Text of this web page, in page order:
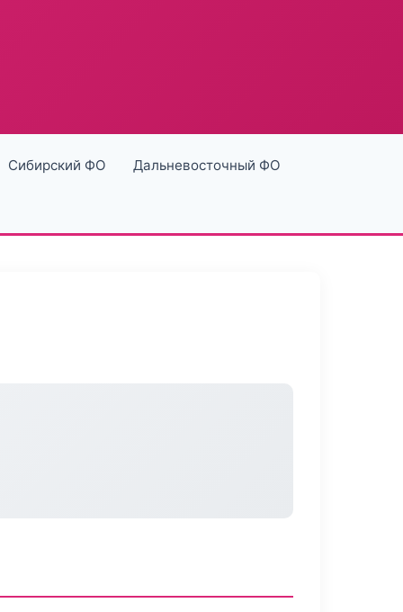
Сибирский ФО Дальневосточный ФО